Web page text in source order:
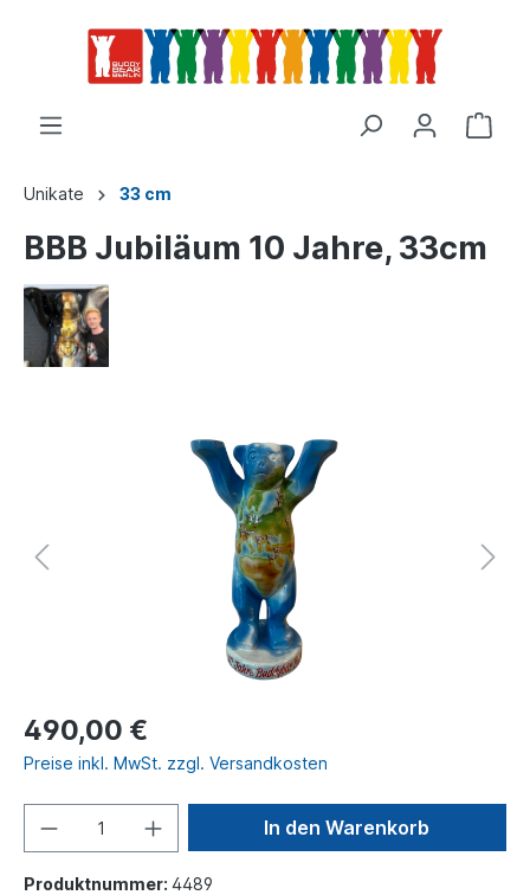
Unikate 33 cm
BBB Jubiläum 10 Jahre, 33cm
490,00 €
Preise inkl. MwSt. zzgl. Versandkosten
In den Warenkorb
Produktnummer: 4489